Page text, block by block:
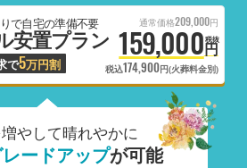
で自宅の準備不要
安置プラン
で5万円割
通常価格209,000円
159,000円
税抜
税込174,900円(火葬料金別)
やして晴れやかに
ードアップが可能